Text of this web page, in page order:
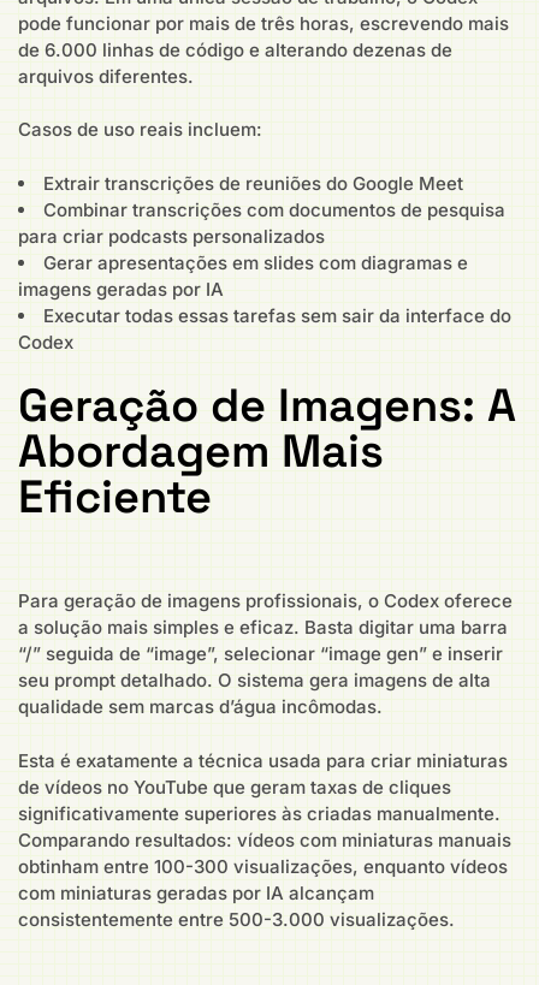
pode funcionar por mais de três horas, escrevendo mais
de 6.000 linhas de código e alterando dezenas de
arquivos diferentes.
Casos de uso reais incluem:
Extrair transcrições de reuniões do Google Meet
Combinar transcrições com documentos de pesquisa
para criar podcasts personalizados
Gerar apresentações em slides com diagramas e
imagens geradas por IA
Executar todas essas tarefas sem sair da interface do
Codex
Geração de Imagens: A
Abordagem Mais
Eficiente
Para geração de imagens profissionais, o Codex oferece
a solução mais simples e eficaz. Basta digitar uma barra
“/” seguida de “image”, selecionar “image gen” e inserir
seu prompt detalhado. O sistema gera imagens de alta
qualidade sem marcas d’água incômodas.
Esta é exatamente a técnica usada para criar miniaturas
de vídeos no YouTube que geram taxas de cliques
significativamente superiores às criadas manualmente.
Comparando resultados: vídeos com miniaturas manuais
obtinham entre 100-300 visualizações, enquanto vídeos
com miniaturas geradas por IA alcançam
consistentemente entre 500-3.000 visualizações.